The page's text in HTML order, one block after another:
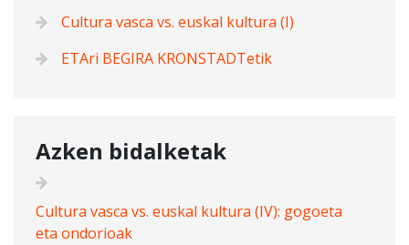
Cultura vasca vs. euskal kultura (I)
ETAri BEGIRA KRONSTADTetik
Azken bidalketak
Cultura vasca vs. euskal kultura (IV): gogoeta
eta ondorioak